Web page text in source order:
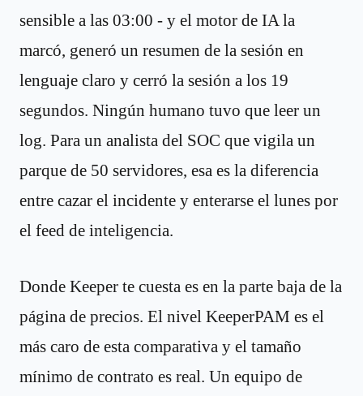
sensible a las 03:00 - y el motor de IA la
marcó, generó un resumen de la sesión en
lenguaje claro y cerró la sesión a los 19
segundos. Ningún humano tuvo que leer un
log. Para un analista del SOC que vigila un
parque de 50 servidores, esa es la diferencia
entre cazar el incidente y enterarse el lunes por
el feed de inteligencia.
Donde Keeper te cuesta es en la parte baja de la
página de precios. El nivel KeeperPAM es el
más caro de esta comparativa y el tamaño
mínimo de contrato es real. Un equipo de